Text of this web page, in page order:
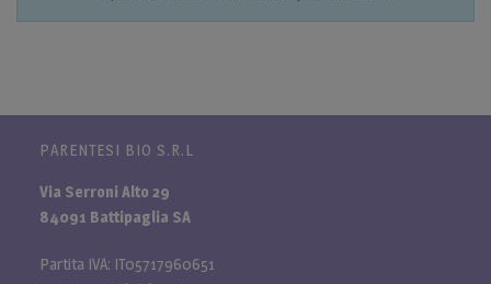
PARENTESI BIO S.R.L
Via Serroni Alto 29
84091 Battipaglia SA
Partita IVA: IT05717960651